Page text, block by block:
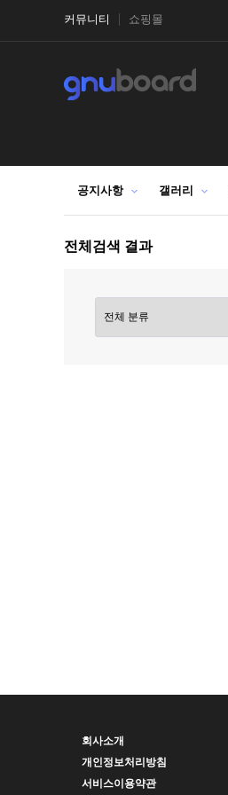
커뮤니티 쇼핑몰
공지사항 갤러리
전체검색 결과
회사소개
개인정보처리방침
서비스이용약관